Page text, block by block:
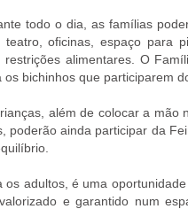
todo o dia, as famílias
teatro, oficinas, espaço para
restrições alimentares. O
os bichinhos que participarem
além de colocar a mão
poderão ainda participar da
os adultos, é uma
e garantido num